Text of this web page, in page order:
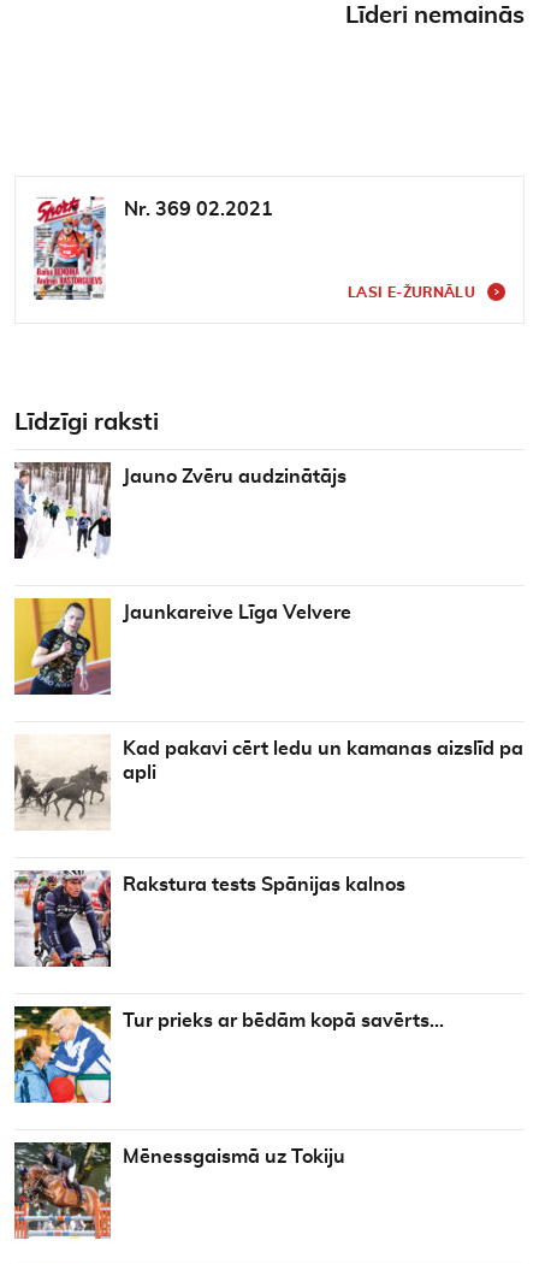
Līderi nemainās
Nr. 369 02.2021
LASI E-ŽURNĀLU
Līdzīgi raksti
Jauno Zvēru audzinātājs
Jaunkareive Līga Velvere
Kad pakavi cērt ledu un kamanas aizslīd pa
apli
Rakstura tests Spānijas kalnos
Tur prieks ar bēdām kopā savērts…
Mēnessgaismā uz Tokiju